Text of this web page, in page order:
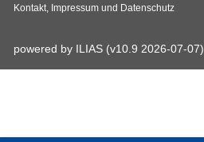
Kontakt, Impressum und Datenschutz
powered by ILIAS (v10.9 2026-07-07)